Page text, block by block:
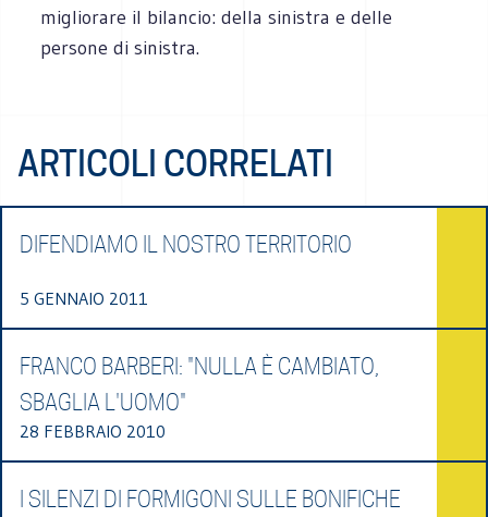
migliorare il bilancio: della sinistra e delle
persone di sinistra.
ARTICOLI CORRELATI
DIFENDIAMO IL NOSTRO TERRITORIO
5 GENNAIO 2011
FRANCO BARBERI: "NULLA È CAMBIATO,
SBAGLIA L'UOMO"
28 FEBBRAIO 2010
I SILENZI DI FORMIGONI SULLE BONIFICHE